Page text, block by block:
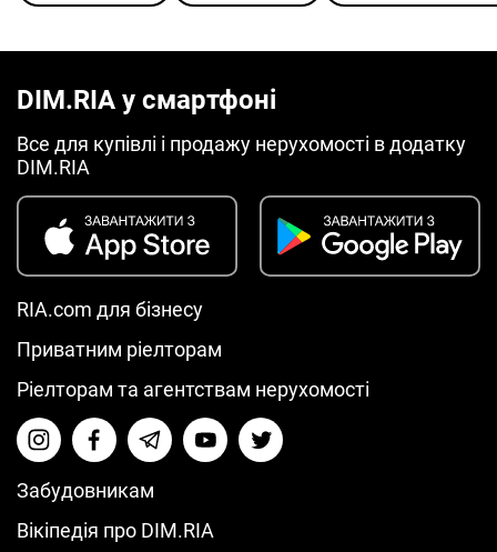
DIM.RIA у смартфоні
Все для купівлі і продажу нерухомості в додатку
DIM.RIA
RIA.com для бізнесу
Приватним ріелторам
Ріелторам та агентствам нерухомості
Забудовникам
Вікіпедія про DIM.RIA